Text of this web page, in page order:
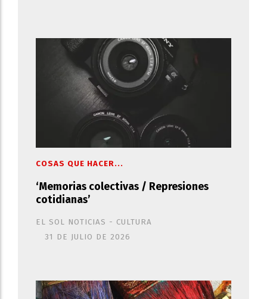
‘Memorias colectivas / Represiones
cotidianas’
EL SOL NOTICIAS - CULTURA
COSAS QUE HACER...
31 DE JULIO DE 2026